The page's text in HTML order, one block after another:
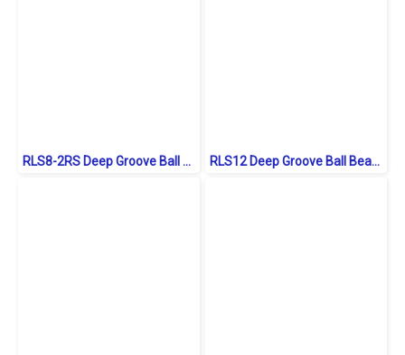
RLS8-2RS Deep Groove Ball Bearings inch. Seal Type RLS12 Deep Groove Ball Bearings inch. Open Type